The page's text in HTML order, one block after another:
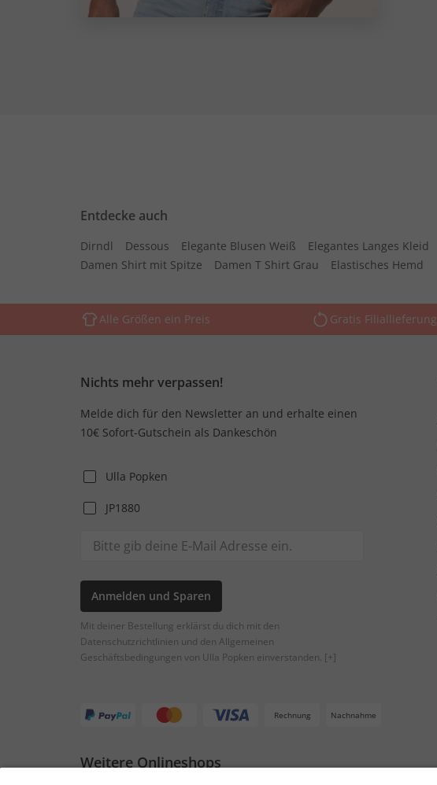
Entdecke auch
Dirndl Dessous Elegante Blusen Weiß Elegantes Langes Kleid
Damen Shirt mit Spitze
Damen T Shirt Grau Elastisches Hemd
Alle Größen ein Preis Gratis Filiallieferung
Nichts mehr verpassen!
Melde dich für den Newsletter an und erhalte einen
10€ Sofort-Gutschein als Dankeschön
Ulla Popken
JP1880
Anmelden und Sparen
Mit deiner Bestellung erklärst du dich mit den
Datenschutzrichtlinien und den Allgemeinen
Geschäftsbedingungen von Ulla Popken einverstanden. [+]
Rechnung Nachnahme
Weitere Onlineshops